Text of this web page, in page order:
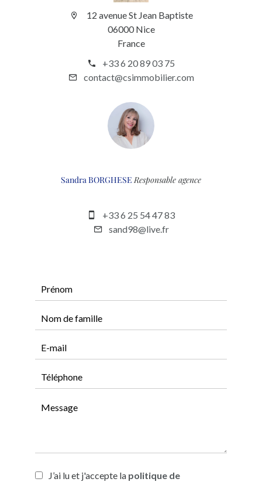
12 avenue St Jean Baptiste
06000 Nice
France
+33 6 20 89 03 75
contact@csimmobilier.com
Sandra BORGHESEResponsable agence
+33 6 25 54 47 83
sand98@live.fr
J’ai lu et j'accepte la politique de